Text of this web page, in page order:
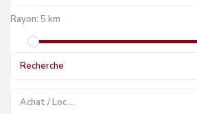
Rayon: 5 km
Achat / Loc …